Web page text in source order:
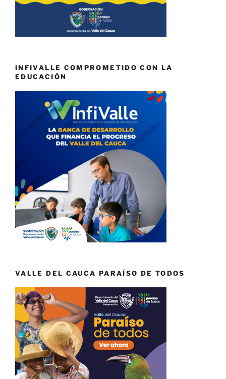
INFIVALLE COMPROMETIDO CON LA
EDUCACIÓN
VALLE DEL CAUCA PARAÍSO DE TODOS